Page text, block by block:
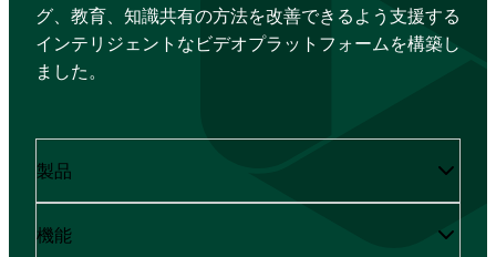
グ、教育、知識共有の方法を改善できるよう支援する
インテリジェントなビデオプラットフォームを構築し
ました。
製品
機能